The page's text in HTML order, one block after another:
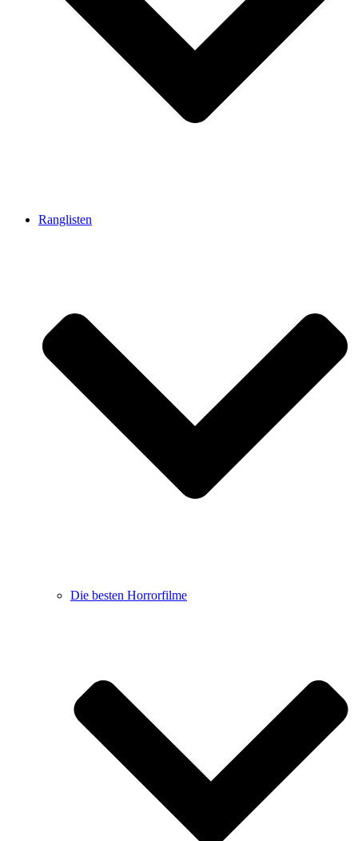
Ranglisten
Die besten Horrorfilme